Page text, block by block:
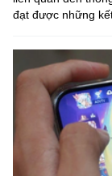
đạt được những